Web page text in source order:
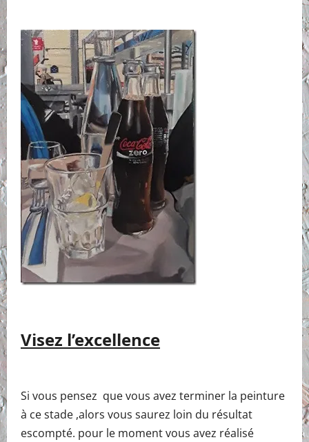
Visez l’excellence
Si vous pensez que vous avez terminer la peinture
à ce stade ,alors vous saurez loin du résultat
escompté. pour le moment vous avez réalisé